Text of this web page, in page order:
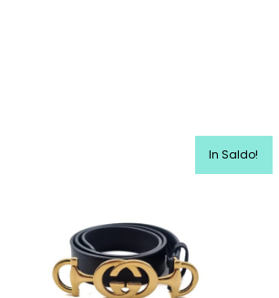
In Saldo!